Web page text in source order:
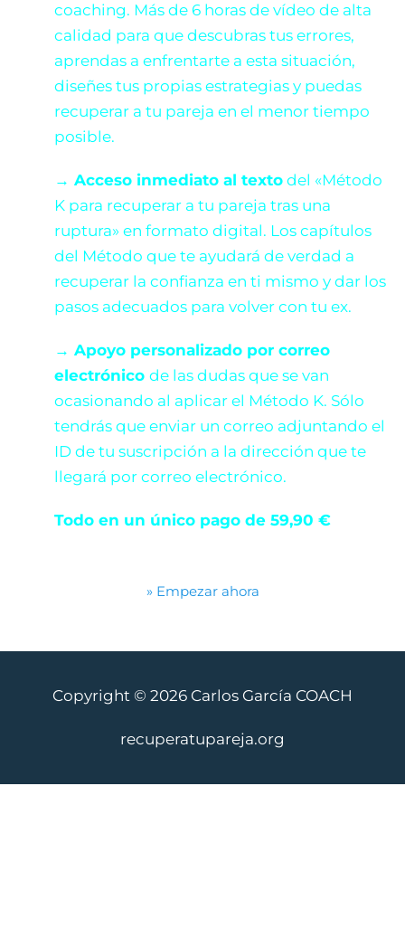
coaching. Más de 6 horas de vídeo de alta
calidad para que descubras tus errores,
aprendas a enfrentarte a esta situación,
diseñes tus propias estrategias y puedas
recuperar a tu pareja en el menor tiempo
posible.
→ Acceso inmediato al texto del «Método
K para recuperar a tu pareja tras una
ruptura» en formato digital. Los capítulos
del Método que te ayudará de verdad a
recuperar la confianza en ti mismo y dar los
pasos adecuados para volver con tu ex.
→ Apoyo personalizado por correo
electrónico de las dudas que se van
ocasionando al aplicar el Método K. Sólo
tendrás que enviar un correo adjuntando el
ID de tu suscripción a la dirección que te
llegará por correo electrónico.
Todo en un único pago de 59,90 €
» Empezar ahora
Copyright © 2026 Carlos García COACH
recuperatupareja.org